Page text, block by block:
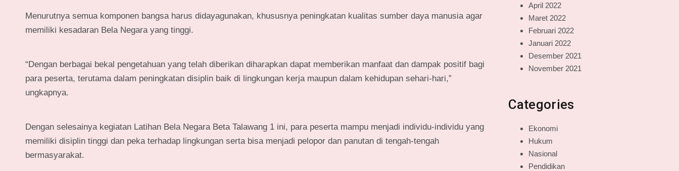
Menurutnya semua komponen bangsa harus didayagunakan, khususnya peningkatan kualitas sumber daya manusia agar
memiliki kesadaran Bela Negara yang tinggi.
“Dengan berbagai bekal pengetahuan yang telah diberikan diharapkan dapat memberikan manfaat dan dampak positif bagi
para peserta, terutama dalam peningkatan disiplin baik di lingkungan kerja maupun dalam kehidupan sehari-hari,”
ungkapnya.
Dengan selesainya kegiatan Latihan Bela Negara Beta Talawang 1 ini, para peserta mampu menjadi individu-individu yang
memiliki disiplin tinggi dan peka terhadap lingkungan serta bisa menjadi pelopor dan panutan di tengah-tengah
bermasyarakat.
April 2022
Maret 2022
Februari 2022
Januari 2022
Desember 2021
November 2021
Categories
Ekonomi
Hukum
Nasional
Pendidikan